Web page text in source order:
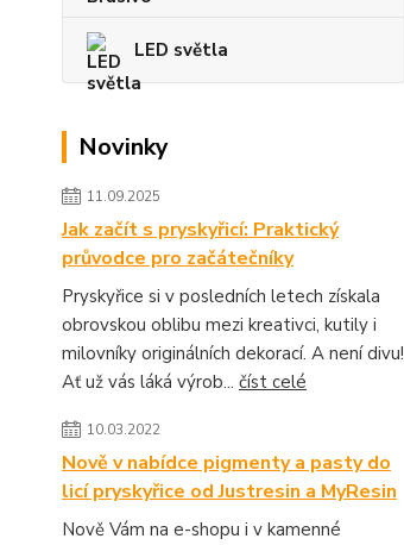
LED světla
Novinky
11.09.2025
Jak začít s pryskyřicí: Praktický
průvodce pro začátečníky
Pryskyřice si v posledních letech získala
obrovskou oblibu mezi kreativci, kutily i
milovníky originálních dekorací. A není divu!
Ať už vás láká výrob... číst celé
10.03.2022
Nově v nabídce pigmenty a pasty do
licí pryskyřice od Justresin a MyResin
Nově Vám na e-shopu i v kamenné